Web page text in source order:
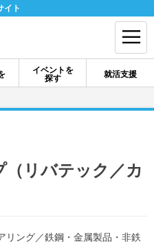
イト
イベントを
探す
就活支援
ログイン
（リバテック／カ
リング／鉄鋼・金属製品・非鉄